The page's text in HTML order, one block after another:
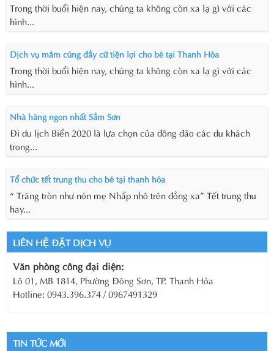
Trong thời buổi hiện nay, chúng ta không còn xa lạ gì với các
hình...
Dịch vụ mâm cúng đầy cữ tiện lợi cho bé tại Thanh Hóa
Trong thời buổi hiện nay, chúng ta không còn xa lạ gì với các
hình...
Nhà hàng ngon nhất Sầm Sơn
Đi du lịch Biển 2020 là lựa chọn của đông đảo các du khách
trong...
Tổ chức tết trung thu cho bé tại thanh hóa
“ Trăng tròn như nón mẹ Nhấp nhô trên đồng xa” Tết trung thu
hay...
LIÊN HỆ ĐẶT DỊCH VỤ
Văn phòng công đại diện:
Lô 01, MB 1814, Phường Đông Sơn, TP. Thanh Hóa
Hotline: 0943.396.374 / 0967491329
TIN TỨC MỚI